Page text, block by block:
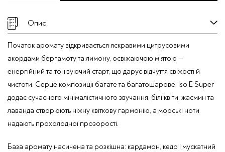
Max
"NIGHT
IN
DUBAI"
кількість
Опис
Початок аромату відкривається яскравими цитрусовими
акордами бергамоту та лимону, освіжаючою м’ятою —
енергійний та тонізуючий старт, що дарує відчуття свіжості й
чистоти. Серце композиції багате та багатошарове: Iso E Super
додає сучасного мінімалістичного звучання, білі квіти, жасмин та
лаванда створюють ніжну квіткову гармонію, а морські ноти
надають прохолодної прозорості.
База аромату насичена та розкішна: кардамон, кедр і мускатний